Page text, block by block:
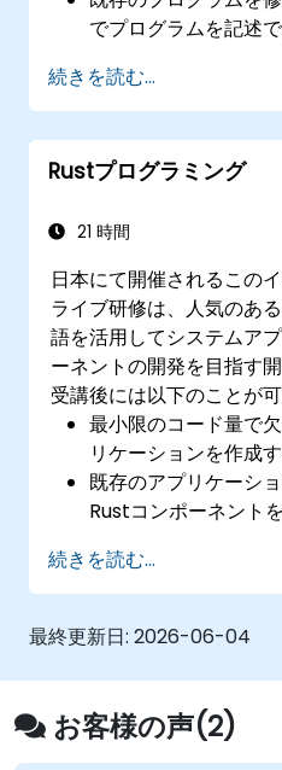
でプログラムを記述
きるようになる
続きを読む...
Rustプログラミング
21 時間
日本にて開催されるこの
ライブ研修は、人気のあ
語を活用してシステムア
ーネントの開発を目指す開
受講後には以下のことが
最小限のコード量で
リケーションを作成す
既存のアプリケーシ
Rustコンポーネント
を本番環境へデプロイ
続きを読む...
最終更新日: 2026-06-04
お客様の声(2)